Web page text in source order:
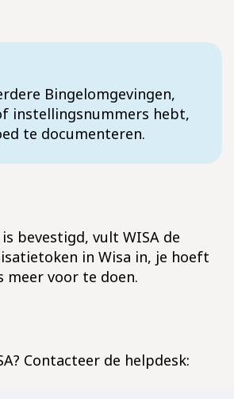
Bingelomgevingen,
instellingsnummers hebt,
te documenteren.
bevestigd, vult WISA de
in Wisa in, je hoeft
meer voor te doen.
Contacteer de helpdesk: